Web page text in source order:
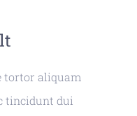
tortor aliquam
tincidunt dui